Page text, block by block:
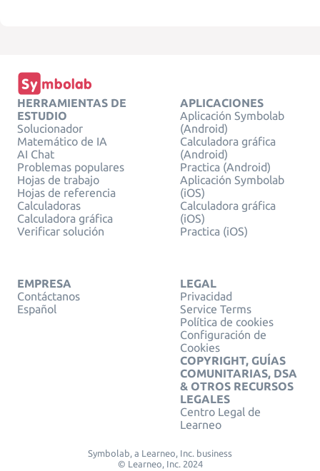
HERRAMIENTAS DE
ESTUDIO
Solucionador
Matemático de IA
AI Chat
Problemas populares
Hojas de trabajo
Hojas de referencia
Calculadoras
Calculadora gráfica
Verificar solución
APLICACIONES
Aplicación Symbolab
(Android)
Calculadora gráfica
(Android)
Practica (Android)
Aplicación Symbolab
(iOS)
Calculadora gráfica
(iOS)
Practica (iOS)
EMPRESA
Contáctanos
Español
LEGAL
Privacidad
Service Terms
Política de cookies
Configuración de
Cookies
COPYRIGHT, GUÍAS
COMUNITARIAS, DSA
& OTROS RECURSOS
LEGALES
Centro Legal de
Learneo
Symbolab, a Learneo, Inc. business
© Learneo, Inc. 2024